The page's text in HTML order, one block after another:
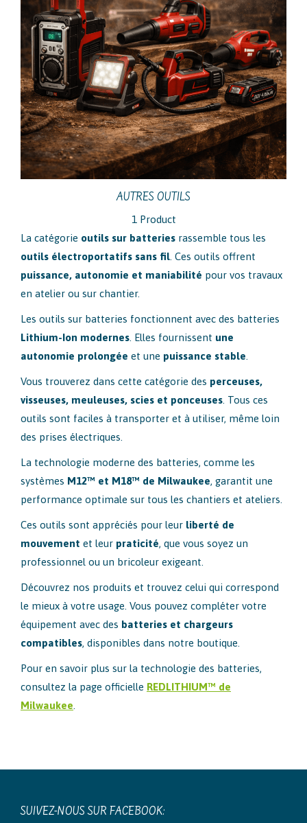
AUTRES OUTILS
1 Product
La catégorie outils sur batteries rassemble tous les
outils électroportatifs sans fil . Ces outils offrent
puissance, autonomie et maniabilité pour vos travaux
en atelier ou sur chantier.
Les outils sur batteries fonctionnent avec des batteries
Lithium-Ion modernes . Elles fournissent une
autonomie prolongée et une puissance stable
Vous trouverez dans cette catégorie des perceuses,
visseuses, meuleuses, scies et ponceuses . Tous ces
outils sont faciles à transporter et à utiliser, même loin
des prises électriques.
La technologie moderne des batteries, comme les
systèmes M12™ et M18™ de Milwaukee, garantit une
performance optimale sur tous les chantiers et ateliers.
Ces outils sont appréciés pour leur liberté de
mouvement et leur praticité, que vous soyez un
professionnel ou un bricoleur exigeant.
Découvrez nos produits et trouvez celui qui correspond
le mieux à votre usage. Vous pouvez compléter votre
équipement avec des batteries et chargeurs
compatibles, disponibles dans notre boutique.
Pour en savoir plus sur la technologie des batteries,
consultez la page officielle REDLITHIUM™ de
Milwaukee
SUIVEZ-NOUS SUR FACEBOOK: